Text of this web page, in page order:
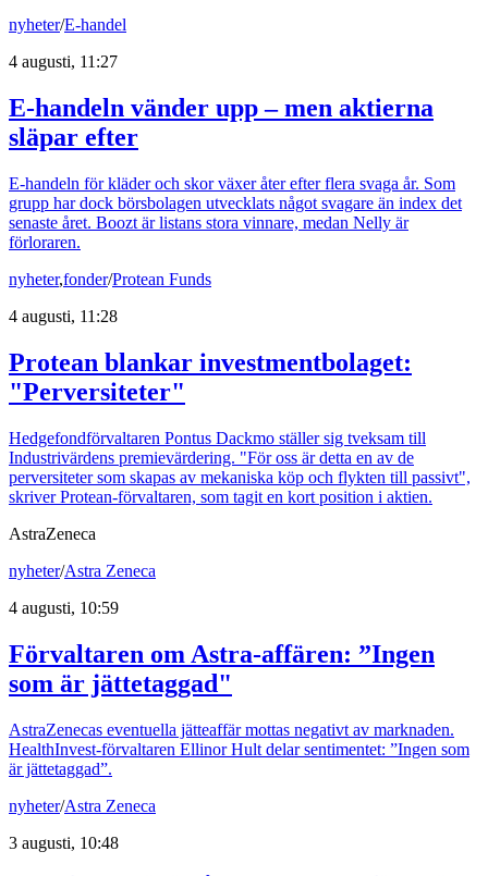
nyheter/E-handel
4 augusti, 11:27
E-handeln vänder upp – men aktierna
släpar efter
E-handeln för kläder och skor växer åter efter flera svaga år. Som
grupp har dock börsbolagen utvecklats något svagare än index det
senaste året. Boozt är listans stora vinnare, medan Nelly är
förloraren.
nyheter,fonder/Protean Funds
4 augusti, 11:28
Protean blankar investmentbolaget:
"Perversiteter"
Hedgefondförvaltaren Pontus Dackmo ställer sig tveksam till
Industrivärdens premievärdering. "För oss är detta en av de
perversiteter som skapas av mekaniska köp och flykten till passivt",
skriver Protean-förvaltaren, som tagit en kort position i aktien.
AstraZeneca
nyheter/Astra Zeneca
4 augusti, 10:59
Förvaltaren om Astra-affären: ”Ingen
som är jättetaggad"
AstraZenecas eventuella jätteaffär mottas negativt av marknaden.
HealthInvest-förvaltaren Ellinor Hult delar sentimentet: ”Ingen som
är jättetaggad”.
nyheter/Astra Zeneca
3 augusti, 10:48